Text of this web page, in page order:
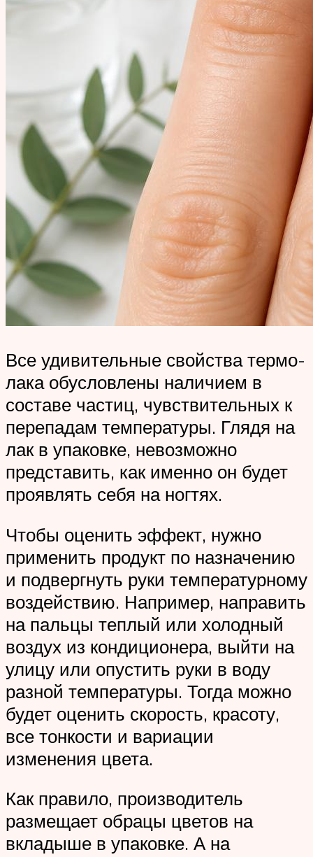
Все удивительные свойства термо-
лака обусловлены наличием в
составе частиц, чувствительных к
перепадам температуры. Глядя на
лак в упаковке, невозможно
представить, как именно он будет
проявлять себя на ногтях.
Чтобы оценить эффект, нужно
применить продукт по назначению
и подвергнуть руки температурному
воздействию. Например, направить
на пальцы теплый или холодный
воздух из кондиционера, выйти на
улицу или опустить руки в воду
разной температуры. Тогда можно
будет оценить скорость, красоту,
все тонкости и вариации
изменения цвета.
Как правило, производитель
размещает обрацы цветов на
вкладыше в упаковке. А на